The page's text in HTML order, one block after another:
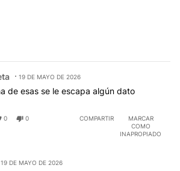
19 DE MAYO DE 2026
de esas se le escapa algún dato
0 0 COMPARTIR
MARCAR
COMO
INAPROPIADO
19 DE MAYO DE 2026